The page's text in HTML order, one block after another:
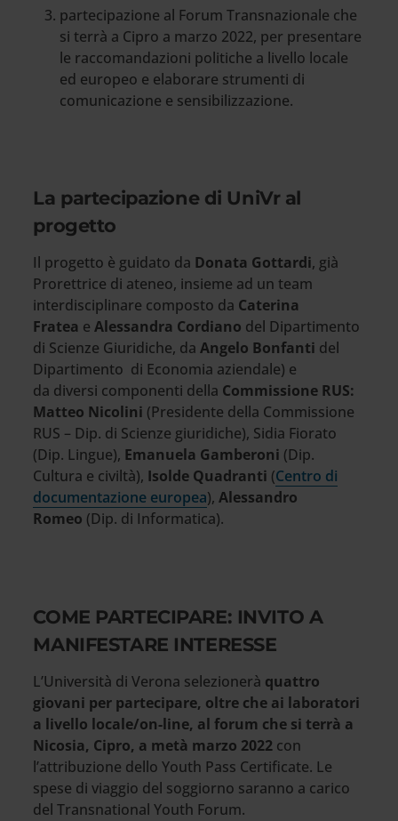
partecipazione al Forum Transnazionale che
si terrà a Cipro a marzo 2022, per presentare
le raccomandazioni politiche a livello locale
ed europeo e elaborare strumenti di
comunicazione e sensibilizzazione.
La partecipazione di UniVr al
progetto
Il progetto è guidato da Donata Gottardi, già
Prorettrice di ateneo, insieme ad un team
interdisciplinare composto da Caterina
Fratea eAlessandra Cordiano del Dipartimento
di Scienze Giuridiche, daAngelo Bonfanti del
Dipartimento di Economia aziendale) e
da diversi componenti della Commissione RUS:
Matteo Nicolini (Presidente della Commissione
RUS – Dip. di Scienze giuridiche), Sidia Fiorato
(Dip. Lingue), Emanuela Gamberoni (Dip.
Cultura e civiltà), Isolde Quadranti (Centro di
documentazione europea),Alessandro
Romeo (Dip. di Informatica).
COME PARTECIPARE: INVITO A
MANIFESTARE INTERESSE
L’Università di Verona selezionerà quattro
giovani per partecipare, oltre che ai laboratori
a livello locale/on-line, al forum che si terrà a
Nicosia, Cipro, a metà marzo 2022 con
l’attribuzione dello Youth Pass Certificate. Le
spese di viaggio del soggiorno saranno a carico
del Transnational Youth Forum.